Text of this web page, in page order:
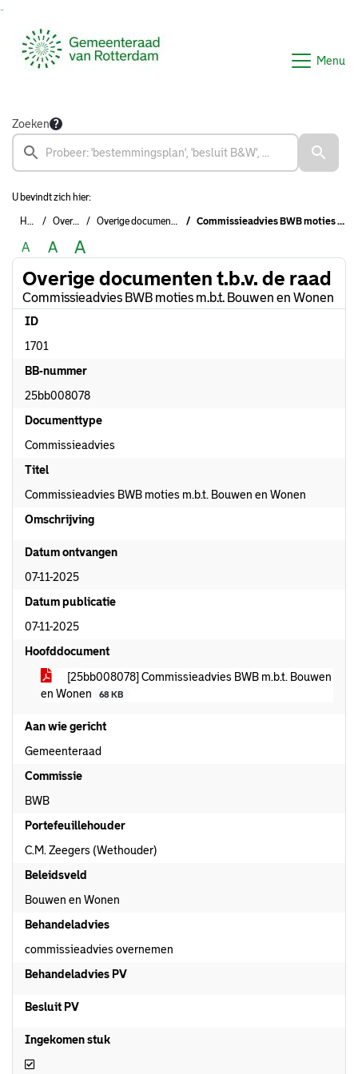
Menu
Zoeken
U bevindt zich hier:
Home Overzichten Overige documenten t.b.v. de raad Commissieadvies BWB moties m.b.t. Bouwen en Wonen
A A A
Overige documenten t.b.v. de raad
Commissieadvies BWB moties m.b.t. Bouwen en Wonen
ID
1701
BB-nummer
25bb008078
Documenttype
Commissieadvies
Titel
Commissieadvies BWB moties m.b.t. Bouwen en Wonen
Omschrijving
Datum ontvangen
07-11-2025
Datum publicatie
07-11-2025
Hoofddocument
[25bb008078] Commissieadvies BWB m.b.t. Bouwen
en Wonen
68 KB
Aan wie gericht
Gemeenteraad
Commissie
BWB
Portefeuillehouder
C.M. Zeegers (Wethouder)
Beleidsveld
Bouwen en Wonen
Behandeladvies
commissieadvies overnemen
Behandeladvies PV
Besluit PV
Ingekomen stuk
Ingekomen stuk